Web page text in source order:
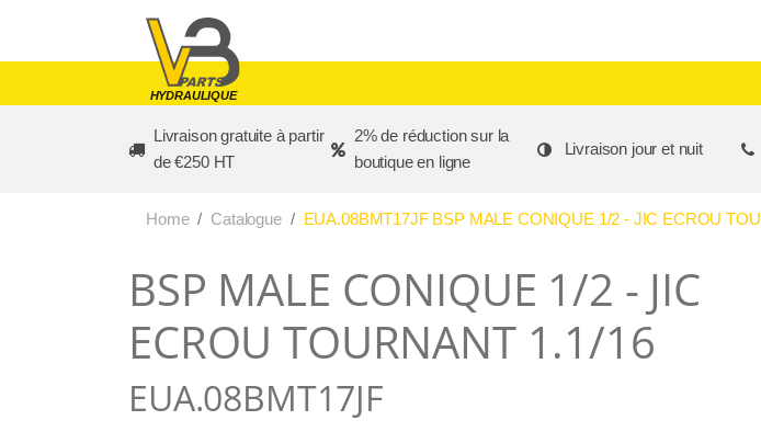
HYDRAULIQUE
Livraison gratuite à partir
de €250 HT
2% de réduction sur la
boutique en ligne
Livraison jour et nuit
Home Catalogue EUA.08BMT17JF BSP MALE CONIQUE 1/2 - JIC ECROU
BSP MALE CONIQUE 1/2 - JIC
ECROU TOURNANT 1.1/16
EUA.08BMT17JF